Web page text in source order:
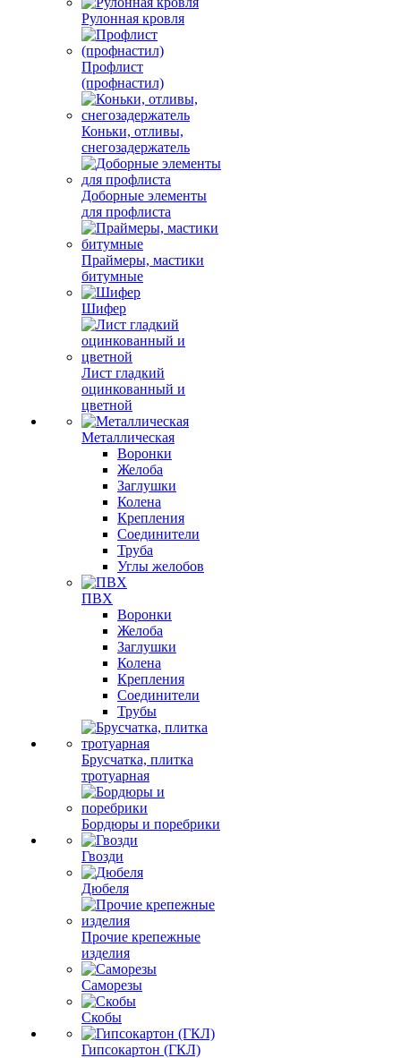
Рулонная кровля
Профлист
(профнастил)
Коньки, отливы,
снегозадержатель
Доборные элементы
для профлиста
Праймеры, мастики
битумные
Шифер
Лист гладкий
оцинкованный и
цветной
Металлическая
Воронки
Желоба
Заглушки
Колена
Крепления
Соединители
Труба
Углы желобов
ПВХ
Воронки
Желоба
Заглушки
Колена
Крепления
Соединители
Трубы
Брусчатка, плитка
тротуарная
Бордюры и поребрики
Гвозди
Дюбеля
Прочие крепежные
изделия
Саморезы
Скобы
Гипсокартон (ГКЛ)